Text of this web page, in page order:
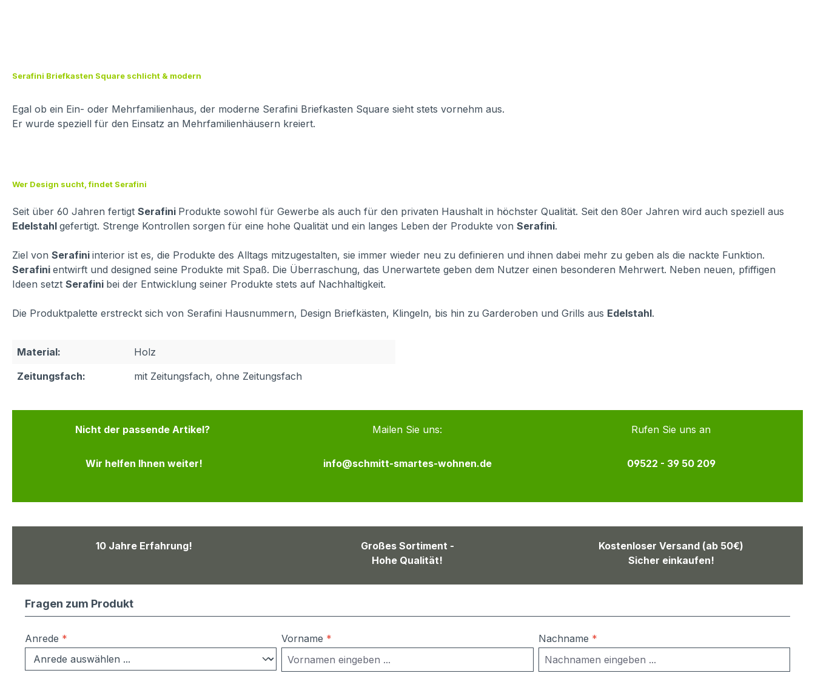
Serafini Briefkasten Square schlicht & modern
Egal ob ein Ein- oder Mehrfamilienhaus, der moderne Serafini Briefkasten Square sieht stets vornehm aus.
Er wurde speziell für den Einsatz an Mehrfamilienhäusern kreiert.
Wer Design sucht, findet Serafini
Seit über 60 Jahren fertigt Serafini Produkte sowohl für Gewerbe als auch für den privaten Haushalt in höchster Qualität. Seit den 80er Jahren wird auch speziell aus
Edelstahl gefertigt. Strenge Kontrollen sorgen für eine hohe Qualität und ein langes Leben der Produkte von Serafini.
Ziel von Serafini interior ist es, die Produkte des Alltags mitzugestalten, sie immer wieder neu zu definieren und ihnen dabei mehr zu geben als die nackte Funktion.
Serafini entwirft und designed seine Produkte mit Spaß. Die Überraschung, das Unerwartete geben dem Nutzer einen besonderen Mehrwert. Neben neuen, pfiffigen
Ideen setzt Serafini bei der Entwicklung seiner Produkte stets auf Nachhaltigkeit.
Die Produktpalette erstreckt sich von Serafini Hausnummern, Design Briefkästen, Klingeln, bis hin zu Garderoben und Grills aus Edelstahl.
Material:
Holz
Zeitungsfach:
mit Zeitungsfach, ohne Zeitungsfach
Nicht der passende Artikel?
Wir helfen Ihnen weiter!
Mailen Sie uns:
info@schmitt-smartes-wohnen.de
Rufen Sie uns an
09522 - 39 50 209
10 Jahre Erfahrung!
Großes Sortiment -
Hohe Qualität!
Kostenloser Versand (ab 50€)
Sicher einkaufen!
Fragen zum Produkt
Anrede * Vorname * Nachname *